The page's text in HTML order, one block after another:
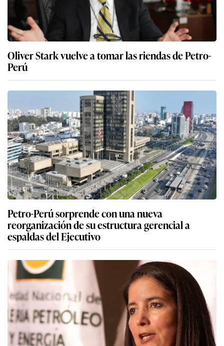
Oliver Stark vuelve a tomar las riendas de Petro-
Perú
Petro-Perú sorprende con una nueva
reorganización de su estructura gerencial a
espaldas del Ejecutivo